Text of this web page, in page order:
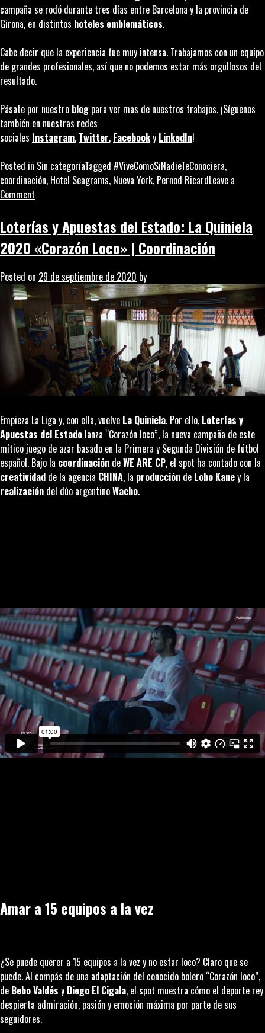
campaña se rodó durante tres días entre Barcelona y la provincia de
Girona, en distintos hoteles emblemáticos.
Cabe decir que la experiencia fue muy intensa. Trabajamos con un equipo
de grandes profesionales, así que no podemos estar más orgullosos del
resultado.
Pásate por nuestro blog para ver mas de nuestros trabajos. ¡Síguenos
también en nuestras redes
sociales Instagram, Twitter, Facebooky LinkedIn!
Posted in Sin categoríaTagged #ViveComoSiNadieTeConociera,
coordinación, Hotel Seagrams, Nueva York, Pernod RicardLeave a
Comment
Seagram’s:
Pernod
Ricard
Coordinación
Loterías y Apuestas del Estado: La Quiniela
2020 «Corazón Loco» | Coordinación
Posted on 29 de septiembre de 2020 by
Empieza La Liga y, con ella, vuelve La Quiniela. Por ello, Loterías y
Apuestas del Estado lanza “Corazón loco”, la nueva campaña de este
mítico juego de azar basado en la Primera y Segunda División de fútbol
español. Bajo la coordinación deWE ARE CP, el spot ha contado con la
creatividad de la agencia CHINA, la producción de Lobo Kaney la
realización del dúo argentinoWacho.
Amar a 15 equipos a la vez
¿Se puede querer a 15 equipos a la vez y no estar loco? Claro que se
puede. Al compás de una adaptación del conocido bolero “Corazón loco”,
de Bebo Valdés y Diego El Cigala, el spot muestra cómo el deporte rey
despierta admiración, pasión y emoción máxima por parte de sus
seguidores.